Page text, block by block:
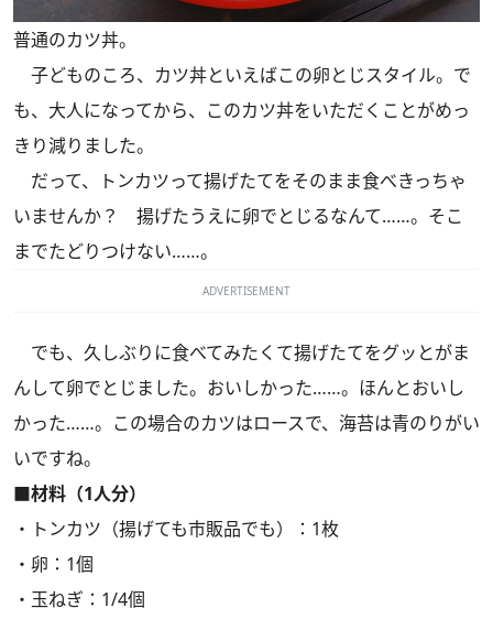
普通のカツ丼。
子どものころ、カツ丼といえばこの卵とじスタイル。で
も、大人になってから、このカツ丼をいただくことがめっ
きり減りました。
だって、トンカツって揚げたてをそのまま食べきっちゃ
いませんか？ 揚げたうえに卵でとじるなんて……。そこ
までたどりつけない……。
ADVERTISEMENT
でも、久しぶりに食べてみたくて揚げたてをグッとがま
んして卵でとじました。おいしかった……。ほんとおいし
かった……。この場合のカツはロースで、海苔は青のりがい
いですね。
■材料（1人分）
・トンカツ（揚げても市販品でも）：1枚
・卵：1個
・玉ねぎ：1/4個